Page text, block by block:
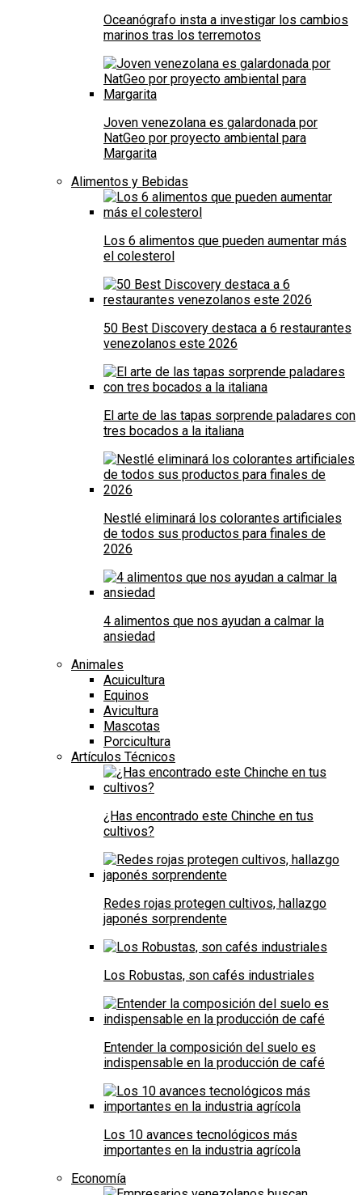
Oceanógrafo insta a investigar los cambios
marinos tras los terremotos
Joven venezolana es galardonada por
NatGeo por proyecto ambiental para
Margarita
Alimentos y Bebidas
Los 6 alimentos que pueden aumentar más
el colesterol
50 Best Discovery destaca a 6 restaurantes
venezolanos este 2026
El arte de las tapas sorprende paladares con
tres bocados a la italiana
Nestlé eliminará los colorantes artificiales
de todos sus productos para finales de
2026
4 alimentos que nos ayudan a calmar la
ansiedad
Animales
Acuicultura
Equinos
Avicultura
Mascotas
Porcicultura
Artículos Técnicos
¿Has encontrado este Chinche en tus
cultivos?
Redes rojas protegen cultivos, hallazgo
japonés sorprendente
Los Robustas, son cafés industriales
Entender la composición del suelo es
indispensable en la producción de café
Los 10 avances tecnológicos más
importantes en la industria agrícola
Economía